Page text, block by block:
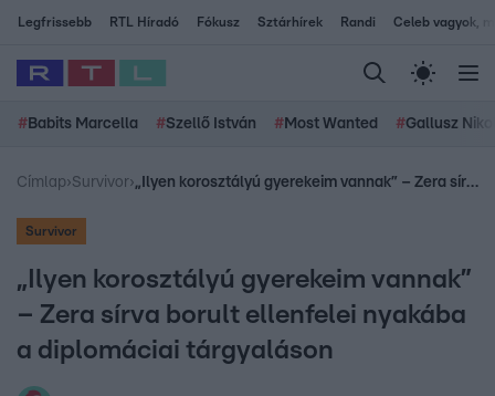
Legfrissebb RTL Híradó Fókusz Sztárhírek Randi Celeb vagyok,
# Babits Marcella #Szellő István # Most Wanted #Gallusz
Címlap›Survivor› „Ilyen korosztályú gyerekeim vannak” – Zera sírva borult ellenfelei nyakába a diplomáciai tárgyaláson
Survivor
„Ilyen korosztályú gyerekeim vannak”
– Zera sírva borult ellenfelei nyakába
a diplomáciai tárgyaláson